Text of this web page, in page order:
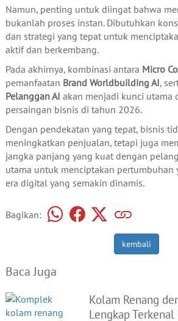
Namun, penting untuk diingat bahwa
bukanlah proses instan. Dibutuhkan
dan strategi yang tepat untuk
aktif dan berkembang.
Pada akhirnya, kombinasi antara Micro
pemanfaatan Brand Worldbuilding AI,
Pelanggan AI akan menjadi kunci utama
persaingan bisnis di tahun 2026.
Dengan pendekatan yang tepat, bisnis
meningkatkan penjualan, tetapi juga
jangka panjang yang kuat dengan
utama untuk menciptakan pertumbuhan
era digital yang semakin dinamis.
Bagikan:
kembali
Baca Juga
Kolam Renang
Lengkap